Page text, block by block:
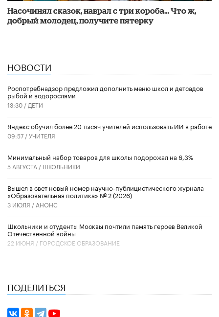
Насочинял сказок, наврал с три короба… Что ж,
добрый молодец, получите пятерку
НОВОСТИ
Роспотребнадзор предложил дополнить меню школ и детсадов
рыбой и водорослями
13:30 / ДЕТИ
​Яндекс обучил более 20 тысяч учителей использовать ИИ в работе
09:57 /УЧИТЕЛЯ
Минимальный набор товаров для школы подорожал на 6,3%
5 АВГУСТА / ШКОЛЬНИКИ
Вышел в свет новый номер научно-публицистического журнала
«Образовательная политика» № 2 (2026)
3 ИЮЛЯ / АНОНС
Школьники и студенты Москвы почтили память героев Великой
Отечественной войны
22 ИЮНЯ / ГОРОДСКОЕ ОБРАЗОВАНИЕ
ПОДЕЛИТЬСЯ